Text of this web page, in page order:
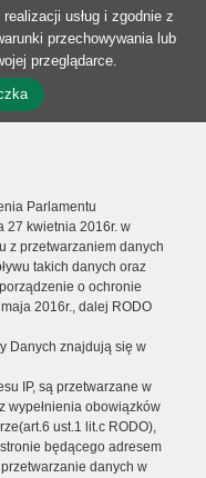
usług i zgodnie z
przechowywania lub
przeglądarce.
Parlamentu
27 kwietnia 2016r. w
z przetwarzaniem danych
takich danych oraz
o ochronie
2016r., dalej RODO
Danych znajdują się w
IP, są przetwarzane w
wypełnienia obowiązków
ust.1 lit.c RODO),
będącego adresem
danych w